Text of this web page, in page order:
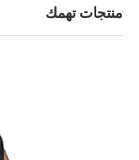
منتجات تهمك